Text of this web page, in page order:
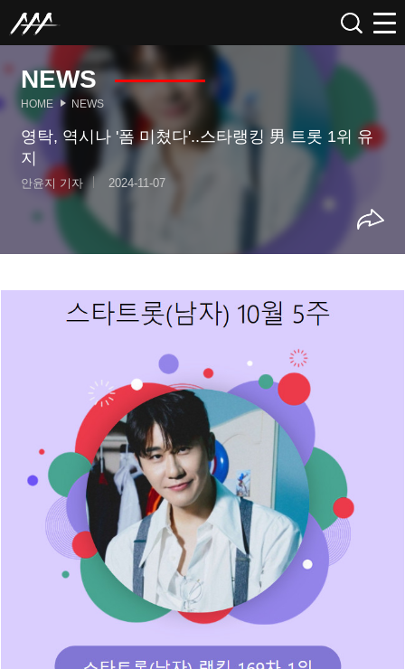
NEWS
HOME NEWS
영탁, 역시나 '폼 미쳤다'..스타랭킹 男 트롯 1위 유
지
안윤지 기자 2024-11-07